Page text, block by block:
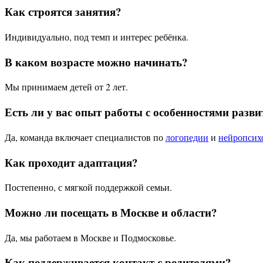
Как строятся занятия?
Индивидуально, под темп и интерес ребёнка.
В каком возрасте можно начинать?
Мы принимаем детей от 2 лет.
Есть ли у вас опыт работы с особенностями
Да, команда включает специалистов пологопедии и
Как проходит адаптация?
Постепенно, с мягкой поддержкой семьи.
Можно ли посещать в Москве и области?
Да, мы работаем в Москве и Подмосковье.